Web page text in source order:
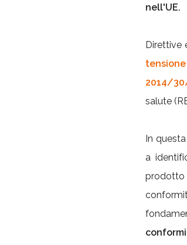
nell'UE.
Direttive
2014/
salute
In
a